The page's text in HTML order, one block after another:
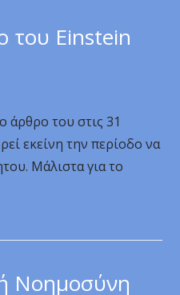
του Einstein
άρθρο του στις 31
εκείνη την περίοδο να
Μάλιστα για το
Νοημοσύνη